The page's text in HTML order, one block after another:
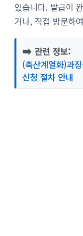
있습니다. 발급이
거나, 직접 방문하
➡️ 관련 정보:
(축산계열화)과
신청 절차 안내